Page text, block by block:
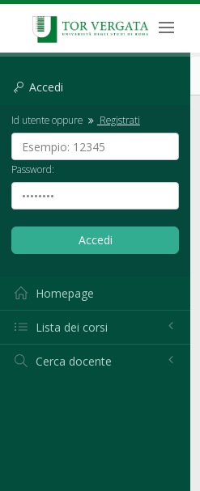
Accedi
Id utente oppure Registrati
Password:
Homepage
Lista dei corsi
Cerca docente